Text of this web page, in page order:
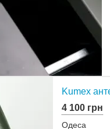
Kumex
4 100 грн
Одеса